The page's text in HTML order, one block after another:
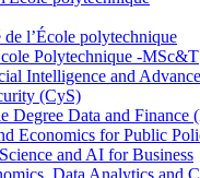
l’École polytechnique
Polytechnique -MSc&T
Intelligence and
(CyS)
Degree Data and Finance
Economics for Public
and AI for Business
Data Analytics and